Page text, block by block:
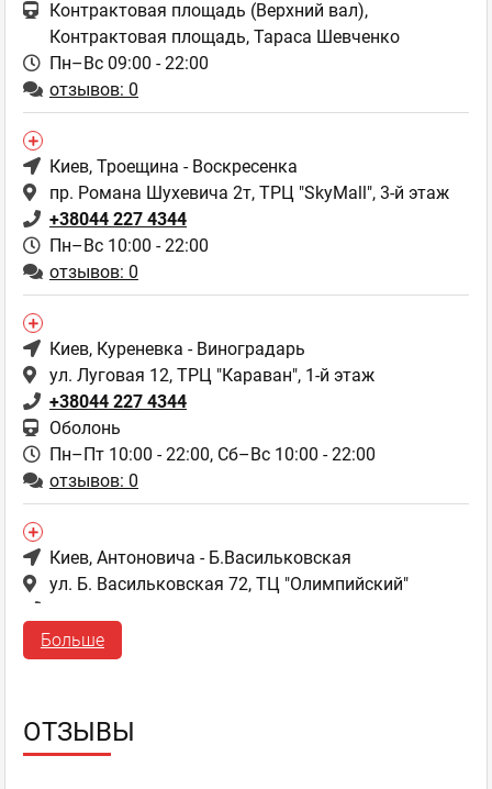
Контрактовая площадь (Верхний вал),
Контрактовая площадь, Тараса Шевченко
Пн–Вс 09:00 - 22:00
отзывов: 0
Киев, Троещина - Воскресенка
пр. Романа Шухевича 2т, ТРЦ "SkyMall", 3-й этаж
+38044 227 4344
Пн–Вс 10:00 - 22:00
отзывов: 0
Киев, Куреневка - Виноградарь
ул. Луговая 12, ТРЦ "Караван", 1-й этаж
+38044 227 4344
Оболонь
Пн–Пт 10:00 - 22:00, Сб–Вс 10:00 - 22:00
отзывов: 0
Киев, Антоновича - Б.Васильковская
ул. Б. Васильковская 72, ТЦ "Олимпийский"
Олимпийская
Пн–Вс 09:00 - 22:00
Больше
ОТЗЫВЫ